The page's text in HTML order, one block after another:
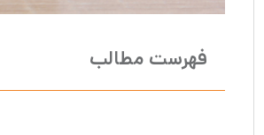
فهرست مطالب